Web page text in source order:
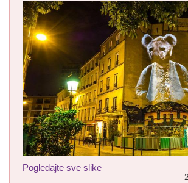
Pogledajte sve slike